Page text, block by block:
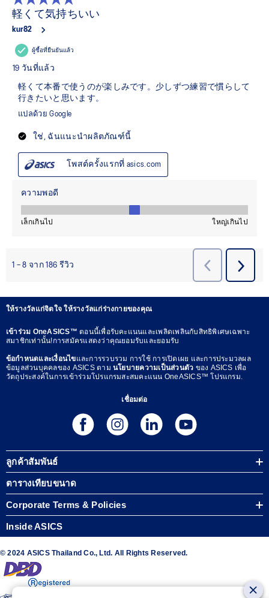
ให้รางวัลแก่จิตใจ ให้รางวัลแก่ร่างกายของคุณ
เข้าร่วม OneASICS™ตอนนี้เพื่อรับคะแนนและเพลิดเพลินกับสิทธิพิเศษเฉพาะ
สมาชิกเท่านั้น!การสมัครแสดงว่าคุณยอมรับและยอมรับ
ข้อกำหนดและเงื่อนไขและการรวบรวม การใช้ การเปิดเผย และการประมวลผล
ข้อมูลส่วนบุคคลของ ASICS ตาม นโยบายความเป็นส่วนตัว ของ ASICS เพื่อ
วัตถุประสงค์ในการเข้าร่วมโปรแกรมสะสมคะแนน OneASICS™ โปรแกรม.
เชื่อมต่อ
ลูกค้าสัมพันธ์
ตารางเทียบขนาด
Corporate Terms & Policies
Inside ASICS
© 2024 ASICS Thailand Co., Ltd. All Rights Reserved.